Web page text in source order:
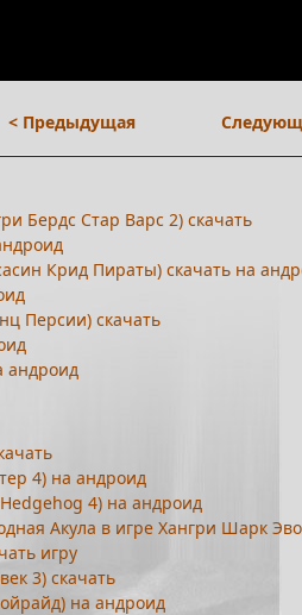
< Предыдущая
Бердс Стар Варс 2) скачать
Крид Пираты) скачать на
Персии) скачать
андроид
4) на андроид
4) на андроид
Акула в игре Хангри Шарк
игру
3) скачать
на андроид